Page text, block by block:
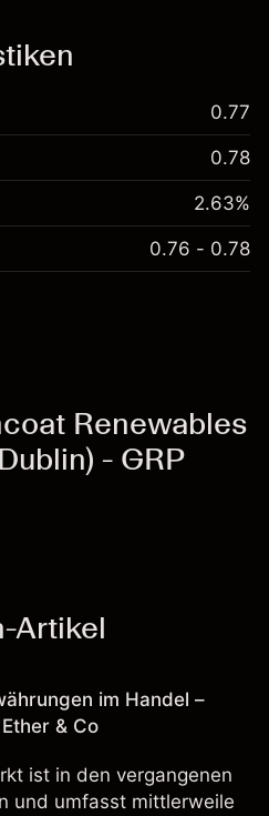
0.77
0.78
2.63%
0.76 - 0.78
Renewables
- GRP
Artikel
im Handel –
& Co
ist in den vergangenen
und umfasst mittlerweile